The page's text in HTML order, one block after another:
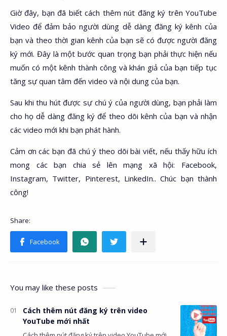
Giờ đây, bạn đã biết cách thêm nút đăng ký trên YouTube
Video để đảm bảo người dùng dễ dàng đăng ký kênh của
bạn và theo thời gian kênh của bạn sẽ có được người đăng
ký mới. Đây là một bước quan trọng bạn phải thực hiện nếu
muốn có một kênh thành công và khán giả của bạn tiếp tục
tăng sự quan tâm đến video và nội dung của bạn.
Sau khi thu hút được sự chú ý của người dùng, bạn phải làm
cho họ dễ dàng đăng ký để theo dõi kênh của bạn và nhận
các video mới khi bạn phát hành.
Cảm ơn các bạn đã chú ý theo dõi bài viết, nếu thấy hữu ích
mong các bạn chia sẻ lên mạng xã hội: Facebook,
Instagram, Twitter, Pinterest, LinkedIn.. Chúc bạn thành
công!
You may like these posts
Cách thêm nút đăng ký trên video
YouTube mới nhất